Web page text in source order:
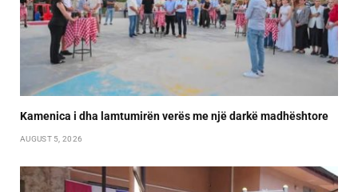
Kamenica i dha lamtumirën verës me një darkë madhështore
AUGUST 5, 2026